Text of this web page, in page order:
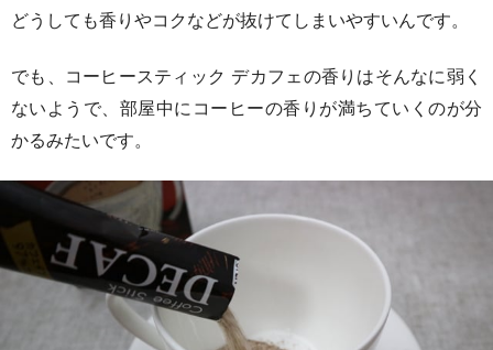
どうしても香りやコクなどが抜けてしまいやすいんです。
でも、コーヒースティック デカフェの香りはそんなに弱く
ないようで、部屋中にコーヒーの香りが満ちていくのが分
かるみたいです。